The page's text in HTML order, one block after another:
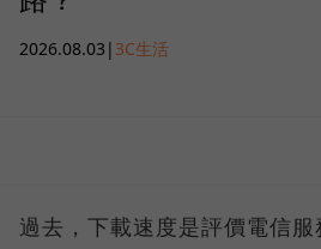
2026.08.03 | 3C生活
過去，下載速度是評價電信